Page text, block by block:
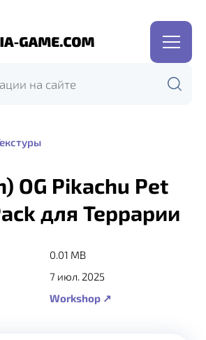
OG Pikachu Pet
для Террарии
0.01 MB
7 июл. 2025
Workshop ↗